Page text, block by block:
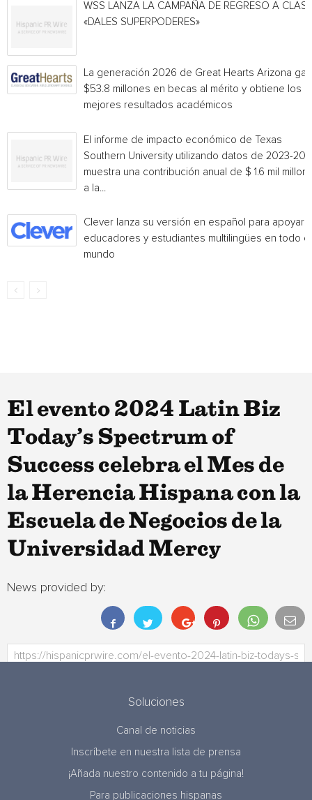
WSS LANZA LA CAMPAÑA DE REGRESO A
«DALES SUPERPODERES»
La generación 2026 de Great Hearts Arizona
$53.8 millones en becas al mérito y obtiene los
mejores resultados académicos
El informe de impacto económico de Texas
Southern University utilizando datos de 2023-
muestra una contribución anual de $ 1.6 mil
a la...
Clever lanza su versión en español para apoyar a
educadores y estudiantes multilingües en todo el
mundo
El evento 2024 Latin Biz
Today’s Spectrum of
Success celebra el Mes de
la Herencia Hispana con la
Escuela de Negocios de la
Universidad Mercy
News provided by:
Soluciones
Canal de noticias
Inscríbete en nuestra lista de prensa
¡Añada nuestro contenido a tu página!
Para publicaciones hispanas